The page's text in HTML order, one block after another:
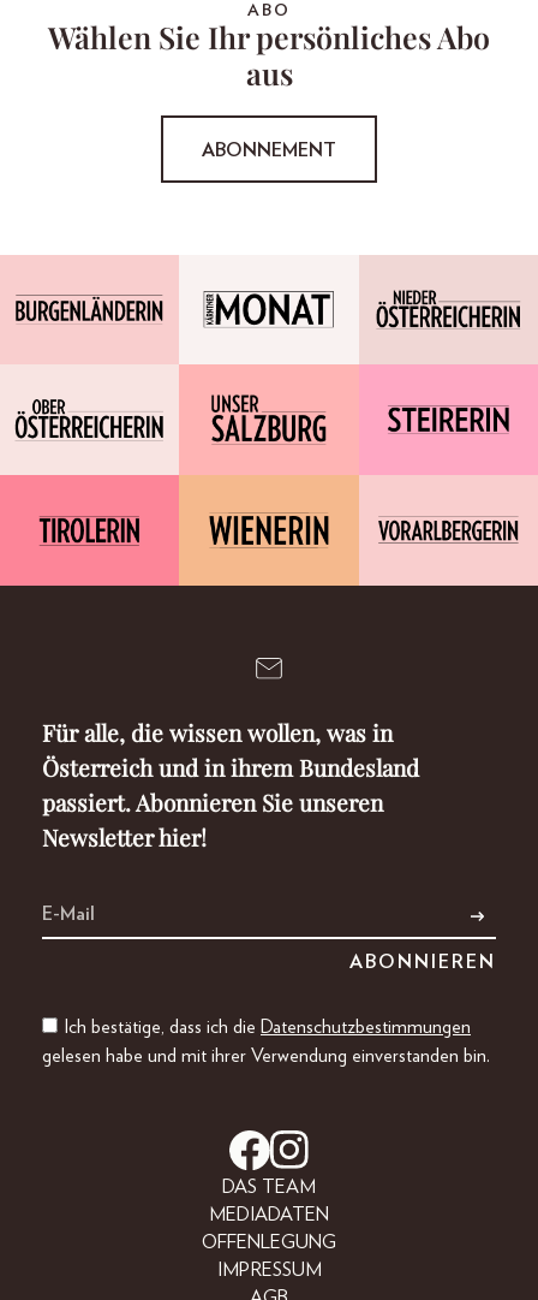
ABO
Wählen Sie Ihr persönliches Abo
aus
ABONNEMENT
Für alle, die wissen wollen, was in
Österreich und in ihrem Bundesland
passiert. Abonnieren Sie unseren
Newsletter hier!
Ich bestätige, dass ich die Datenschutzbestimmungen
gelesen habe und mit ihrer Verwendung einverstanden bin.
DAS TEAM
MEDIADATEN
OFFENLEGUNG
IMPRESSUM